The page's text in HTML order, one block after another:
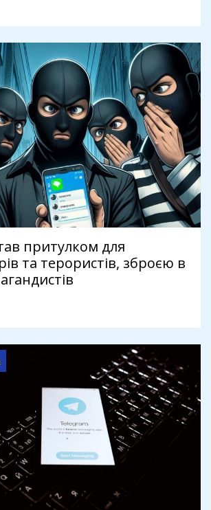
притулком для
та терористів, зброєю в